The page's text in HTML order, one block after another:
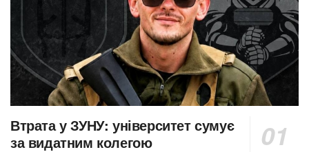
Втрата у ЗУНУ: університет сумує
за видатним колегою